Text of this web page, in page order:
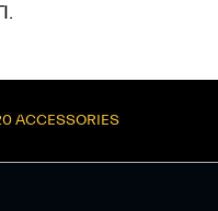
ACCESSORIES